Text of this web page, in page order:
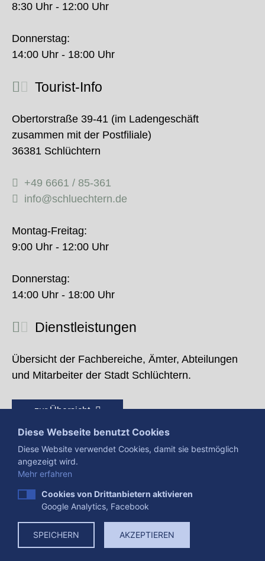
8:30 Uhr - 12:00 Uhr
Donnerstag:
14:00 Uhr - 18:00 Uhr
Tourist-Info
Obertorstraße 39-41 (im Ladengeschäft
zusammen mit der Postfiliale)
36381 Schlüchtern
+49 6661 / 85-361
info@schluechtern.de
Montag-Freitag:
9:00 Uhr - 12:00 Uhr
Donnerstag:
14:00 Uhr - 18:00 Uhr
Dienstleistungen
Übersicht der Fachbereiche, Ämter, Abteilungen
und Mitarbeiter der Stadt Schlüchtern.
zur Übersicht
Presse Impressum
Datenschutzerklärung
Datenverarbeitung
Cookies
Diese Webseite benutzt Cookies
Diese Website verwendet Cookies, damit sie bestmöglich
angezeigt wird.
Mehr erfahren
Cookies von Drittanbietern aktivieren
Google Analytics, Facebook
SPEICHERN AKZEPTIEREN